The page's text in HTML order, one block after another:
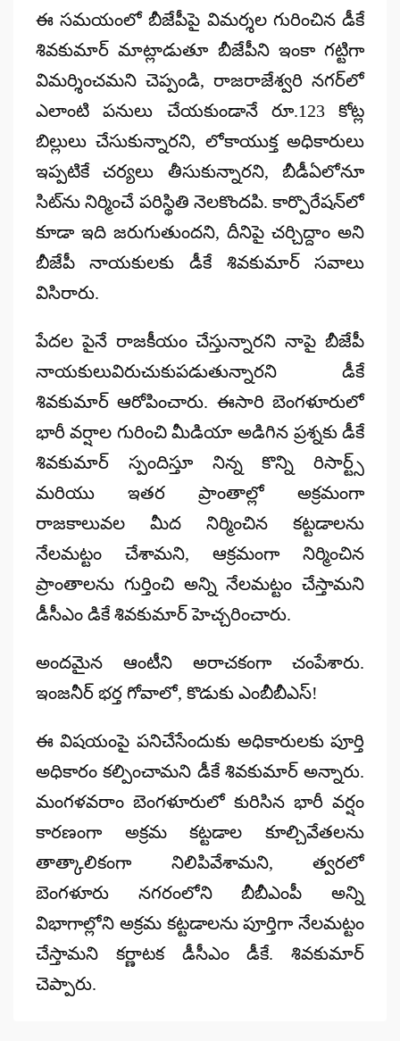
ఈ సమయంలో బీజేపీపై విమర్శల గురించిన డీకే
శివకుమార్ మాట్లాడుతూ బీజేపీని ఇంకా గట్టిగా
విమర్శించమని చెప్పండి, రాజరాజేశ్వరి నగర్‌లో
ఎలాంటి పనులు చేయకుండానే రూ.123 కోట్ల
బిల్లులు చేసుకున్నారని, లోకాయుక్త అధికారులు
ఇప్పటికే చర్యలు తీసుకున్నారని, బీడీఏలోనూ
సిట్‌ను నిర్మించే పరిస్థితి నెలకొందపి. కార్పొరేషన్‌లో
కూడా ఇది జరుగుతుందని, దీనిపై చర్చిద్దాం అని
బీజేపీ నాయకులకు డీకే శివకుమార్ సవాలు
విసిరారు.
పేదల పైనే రాజకీయం చేస్తున్నారని నాపై బీజేపీ
నాయకులువిరుచుకుపడుతున్నారని డీకే
శివకుమార్ ఆరోపించారు. ఈసారి బెంగళూరులో
భారీ వర్షాల గురించి మీడియా అడిగిన ప్రశ్నకు డీకే
శివకుమార్ స్పందిస్తూ నిన్న కొన్ని రిసార్ట్స్
మరియు ఇతర ప్రాంతాల్లో అక్రమంగా
రాజకాలువల మీద నిర్మించిన కట్టడాలను
నేలమట్టం చేశామని, ఆక్రమంగా నిర్మించిన
ప్రాంతాలను గుర్తించి అన్ని నేలమట్టం చేస్తామని
డీసీఎం డికే శివకుమార్ హెచ్చరించారు.
అందమైన ఆంటీని అరాచకంగా చంపేశారు.
ఇంజనీర్ భర్త గోవాలో, కొడుకు ఎంబీబీఎస్!
ఈ విషయంపై పనిచేసేందుకు అధికారులకు పూర్తి
అధికారం కల్పించామని డీకే శివకుమార్ అన్నారు.
మంగళవరాం బెంగళూరులో కురిసిన భారీ వర్షం
కారణంగా అక్రమ కట్టడాల కూల్చివేతలను
తాత్కాలికంగా నిలిపివేశామని, త్వరలో
బెంగళూరు నగరంలోని బీబీఎంపీ అన్ని
విభాగాల్లోని అక్రమ కట్టడాలను పూర్తిగా నేలమట్టం
చేస్తామని కర్ణాటక డీసీఎం డీకే. శివకుమార్
చెప్పారు.